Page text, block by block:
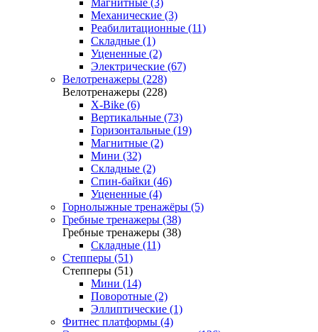
Магнитные (3)
Механические (3)
Реабилитационные (11)
Складные (1)
Уцененные (2)
Электрические (67)
Велотренажеры (228)
Велотренажеры (228)
X-Bike (6)
Вертикальные (73)
Горизонтальные (19)
Магнитные (2)
Мини (32)
Складные (2)
Спин-байки (46)
Уцененные (4)
Горнолыжные тренажёры (5)
Гребные тренажеры (38)
Гребные тренажеры (38)
Складные (11)
Степперы (51)
Степперы (51)
Мини (14)
Поворотные (2)
Эллиптические (1)
Фитнес платформы (4)